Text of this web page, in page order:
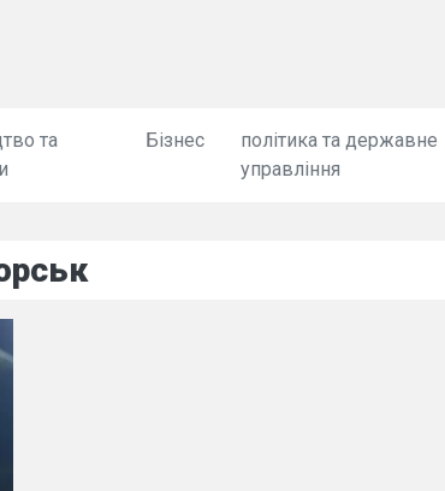
та
Бізнес
політика та державне
управління